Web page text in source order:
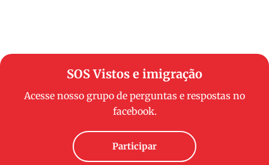
SOS Vistos e imigração
Acesse nosso grupo de perguntas e respostas no
facebook.
Participar